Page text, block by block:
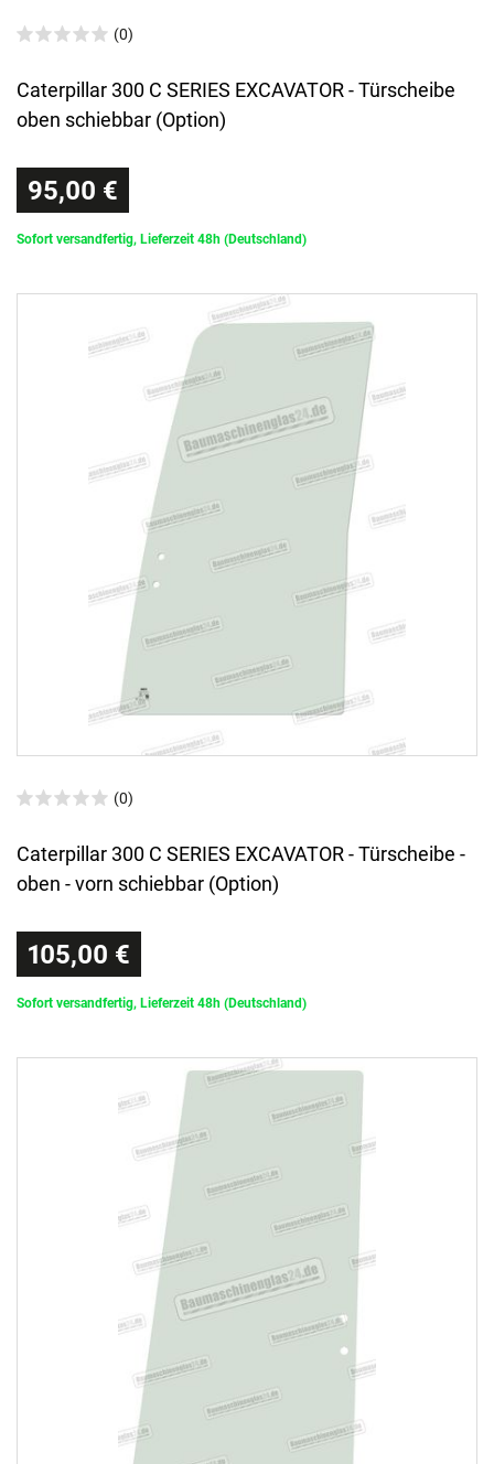
(0)
Caterpillar 300 C SERIES EXCAVATOR - Türscheibe
oben schiebbar (Option)
95,00 €
Sofort versandfertig, Lieferzeit 48h (Deutschland)
(0)
Caterpillar 300 C SERIES EXCAVATOR - Türscheibe -
oben - vorn schiebbar (Option)
105,00 €
Sofort versandfertig, Lieferzeit 48h (Deutschland)